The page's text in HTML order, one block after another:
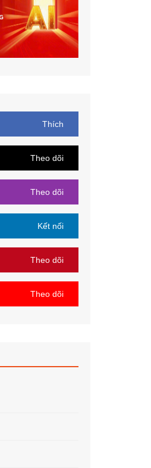
Thích
Theo dõi
Theo dõi
Kết nối
Theo dõi
Theo dõi